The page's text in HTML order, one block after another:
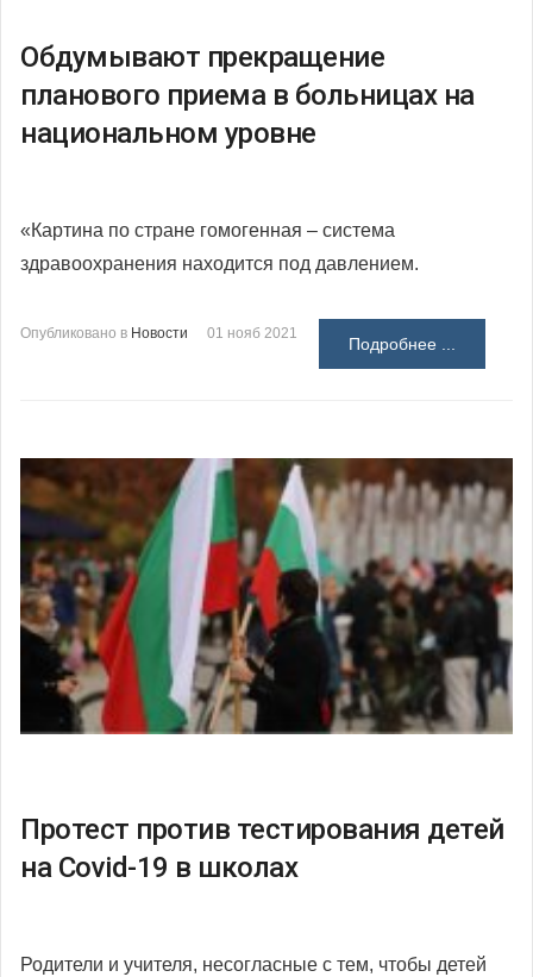
Обдумывают прекращение
планового приема в больницах на
национальном уровне
«Картина по стране гомогенная – система
здравоохранения находится под давлением.
Опубликовано в Новости 01 нояб 2021
Подробнее ...
Протест против тестирования детей
на Covid-19 в школах
Родители и учителя, несогласные с тем, чтобы детей